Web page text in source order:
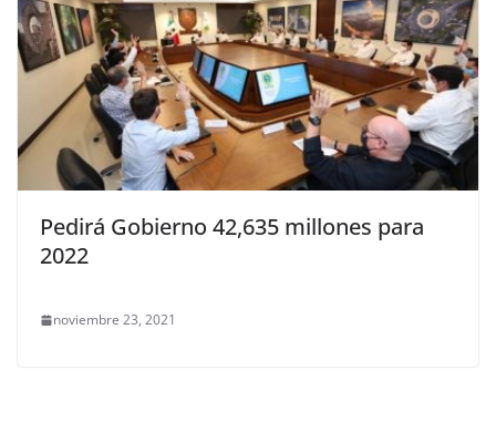
Pedirá Gobierno 42,635 millones para
2022
noviembre 23, 2021